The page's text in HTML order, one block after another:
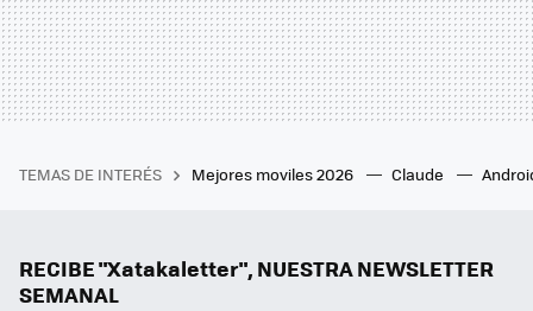
TEMAS DE INTERÉS Mejores moviles 2026 Claude
RECIBE "Xatakaletter", NUESTRA NEWSLETTER
SEMANAL